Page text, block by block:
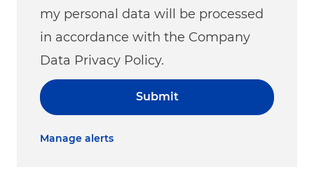
my personal data will be processed
in accordance with the Company
Data Privacy Policy.
Submit
Manage alerts